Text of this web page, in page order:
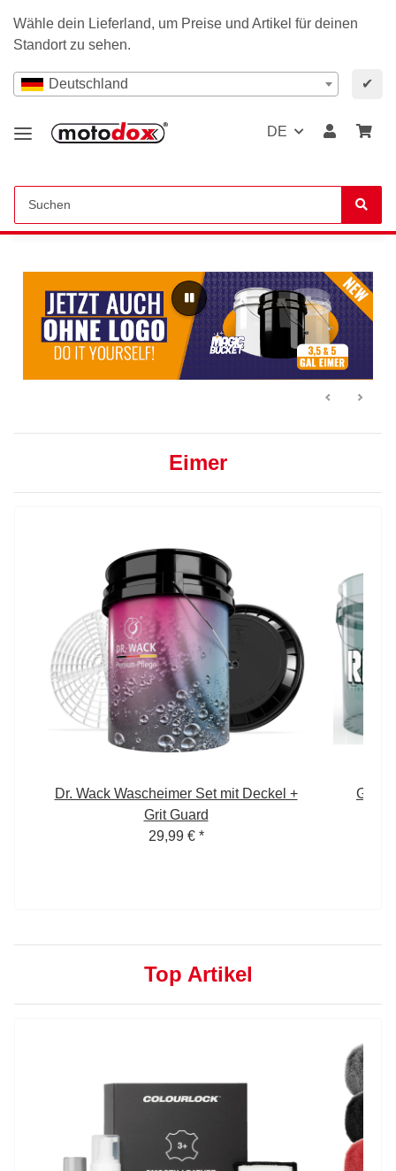
Wähle dein Lieferland, um Preise und Artikel für deinen
Standort zu sehen.
Deutschland ✔
DE
Eimer
Dr. Wack Wascheimer Set mit Deckel +
Grit Guard
29,99 € *
Top Artikel